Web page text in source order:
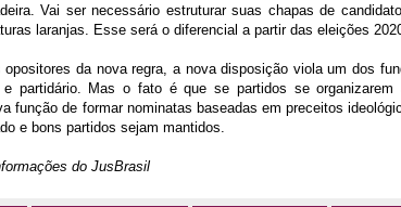
Vai ser necessário estruturar suas chapas de
laranjas. Esse será o diferencial a partir das eleições
opositores da nova regra, a nova disposição viola um dos
e partidário. Mas o fato é que se partidos se
função de formar nominatas baseadas em preceitos
e bons partidos sejam mantidos.
do JusBrasil